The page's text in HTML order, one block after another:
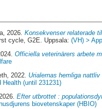
, 2026.Konsekvenser relaterade
cycle, G2E. Uppsala:(VH) >
Officiella veterinärers arbete
, 2022. Urialernas hemliga
Health (until 231231)
2026.Efter utbrottet :
biovetenskaper (HBIO)